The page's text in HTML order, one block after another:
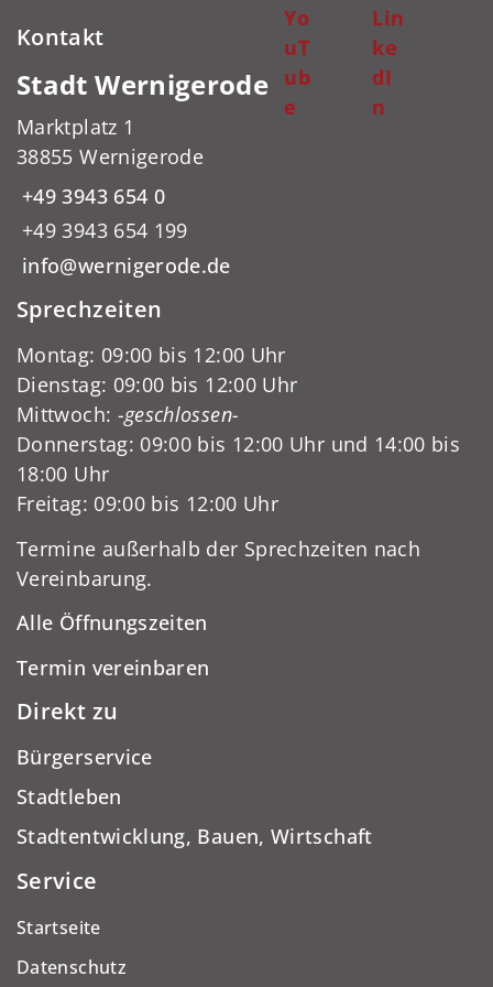
Yo
uT
ub
e
Lin
ke
dI
n
Kontakt
Stadt Wernigerode
Marktplatz 1
38855 Wernigerode
+49 3943 654 0
+49 3943 654 199
info@wernigerode.de
Sprechzeiten
Montag: 09:00 bis 12:00 Uhr
Dienstag: 09:00 bis 12:00 Uhr
Mittwoch: -geschlossen-
Donnerstag: 09:00 bis 12:00 Uhr und 14:00 bis
18:00 Uhr
Freitag: 09:00 bis 12:00 Uhr
Termine außerhalb der Sprechzeiten nach
Vereinbarung.
Alle Öffnungszeiten
Termin vereinbaren
Direkt zu
Bürgerservice
Stadtleben
Stadtentwicklung, Bauen, Wirtschaft
Service
Startseite
Datenschutz